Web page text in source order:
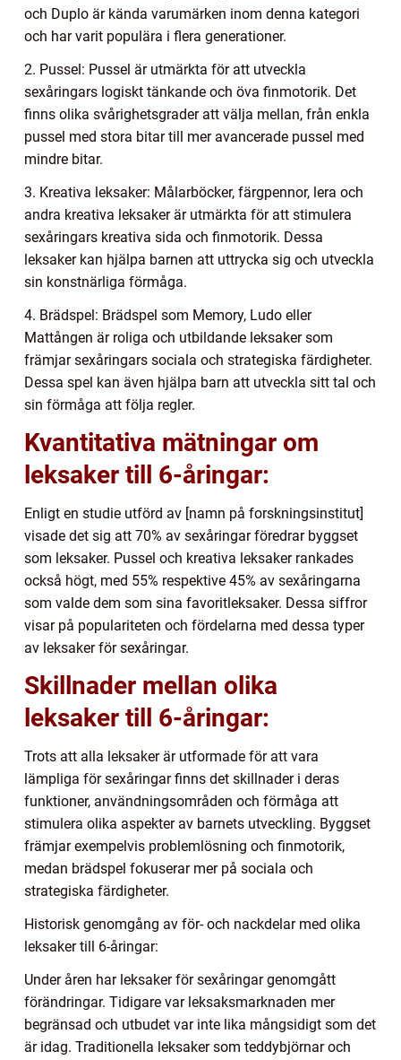
och Duplo är kända varumärken inom denna kategori
och har varit populära i flera generationer.
2. Pussel: Pussel är utmärkta för att utveckla
sexåringars logiskt tänkande och öva finmotorik. Det
finns olika svårighetsgrader att välja mellan, från enkla
pussel med stora bitar till mer avancerade pussel med
mindre bitar.
3. Kreativa leksaker: Målarböcker, färgpennor, lera och
andra kreativa leksaker är utmärkta för att stimulera
sexåringars kreativa sida och finmotorik. Dessa
leksaker kan hjälpa barnen att uttrycka sig och utveckla
sin konstnärliga förmåga.
4. Brädspel: Brädspel som Memory, Ludo eller
Mattången är roliga och utbildande leksaker som
främjar sexåringars sociala och strategiska färdigheter.
Dessa spel kan även hjälpa barn att utveckla sitt tal och
sin förmåga att följa regler.
Kvantitativa mätningar om
leksaker till 6-åringar:
Enligt en studie utförd av [namn på forskningsinstitut]
visade det sig att 70% av sexåringar föredrar byggset
som leksaker. Pussel och kreativa leksaker rankades
också högt, med 55% respektive 45% av sexåringarna
som valde dem som sina favoritleksaker. Dessa siffror
visar på populariteten och fördelarna med dessa typer
av leksaker för sexåringar.
Skillnader mellan olika
leksaker till 6-åringar:
Trots att alla leksaker är utformade för att vara
lämpliga för sexåringar finns det skillnader i deras
funktioner, användningsområden och förmåga att
stimulera olika aspekter av barnets utveckling. Byggset
främjar exempelvis problemlösning och finmotorik,
medan brädspel fokuserar mer på sociala och
strategiska färdigheter.
Historisk genomgång av för- och nackdelar med olika
leksaker till 6-åringar:
Under åren har leksaker för sexåringar genomgått
förändringar. Tidigare var leksaksmarknaden mer
begränsad och utbudet var inte lika mångsidigt som det
är idag. Traditionella leksaker som teddybjörnar och